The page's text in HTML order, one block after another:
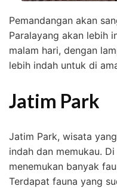
Pemandangan akan
Paralayang akan lebih
malam hari, dengan
lebih indah untuk di
Jatim Park
Jatim Park, wisata
indah dan memukau.
menemukan banyak
Terdapat fauna yang